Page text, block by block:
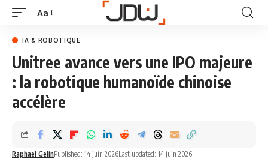
Aa
IA & ROBOTIQUE
Unitree avance vers une IPO majeure
: la robotique humanoïde chinoise
accélère
Raphael GelinPublished: 14 juin 2026Last updated: 14 juin 2026